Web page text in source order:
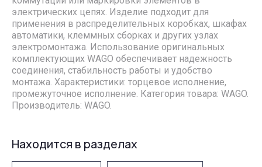
электрических цепях. Изделие подходит для
применения в распределительных коробках, шкафах
автоматики, клеммных сборках и других узлах
электромонтажа. Использование оригинальных
комплектующих WAGO обеспечивает надежность
соединения, стабильность работы и удобство
монтажа. Характеристики: торцевое исполнение,
промежуточное исполнение. Категория товара: WAGO.
Производитель: WAGO.
Находится в разделах